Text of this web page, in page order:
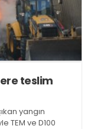
teslim
yangın
TEM ve D100